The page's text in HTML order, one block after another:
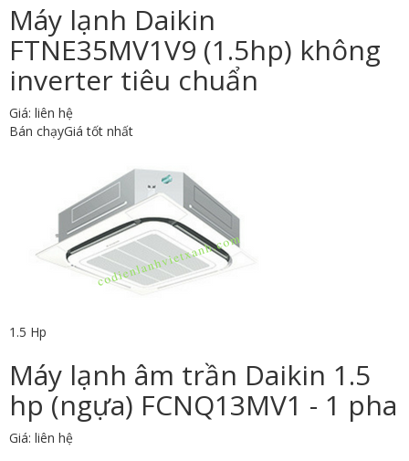
Máy lạnh Daikin
FTNE35MV1V9 (1.5hp) không
inverter tiêu chuẩn
Giá: liên hệ
Bán chạyGiá tốt nhất
1.5 Hp
Máy lạnh âm trần Daikin 1.5
hp (ngựa) FCNQ13MV1 - 1 pha
Giá: liên hệ